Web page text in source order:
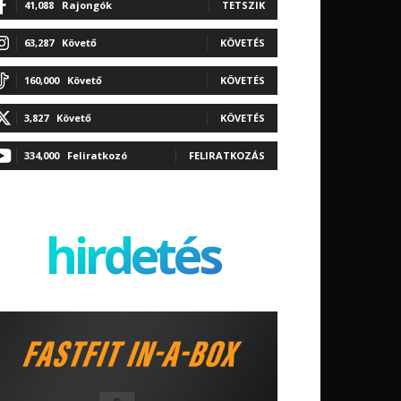
41,088 Rajongók TETSZIK
63,287 Követő KÖVETÉS
160,000 Követő KÖVETÉS
3,827 Követő KÖVETÉS
334,000 Feliratkozó FELIRATKOZÁS
hirdetés